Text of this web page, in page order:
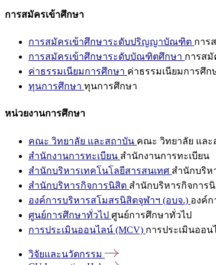
การสมัครเข้าศึกษา
การสมัครเข้าศึกษาระดับปริญญาบัณฑิต การ
การสมัครเข้าศึกษาระดับบัณฑิตศึกษา การส
ค่าธรรมเนียมการศึกษา ค่าธรรมเนียมการศึก
ทุนการศึกษา ทุนการศึกษา
หน่วยงานการศึกษา
คณะ วิทยาลัย และสถาบัน คณะ วิทยาลัย และ
สำนักงานการทะเบียน สำนักงานการทะเบียน
สำนักบริหารเทคโนโลยีสารสนเทศ สำนักบริห
สำนักบริหารกิจการนิสิต สำนักบริหารกิจการ
องค์การบริหารสโมสรนิสิตจุฬาฯ (อบจ.) องค์ก
ศูนย์การศึกษาทั่วไป ศูนย์การศึกษาทั่วไป
การประเมินออนไลน์ (MCV) การประเมินออน
วิจัยและนวัตกรรม